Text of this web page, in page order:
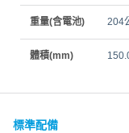
重量(含電池) 204
體積(mm)
標準配備